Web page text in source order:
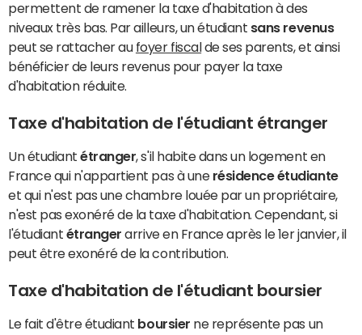
permettent de ramener la taxe d'habitation à des
niveaux très bas. Par ailleurs, un étudiant sans revenus
peut se rattacher au foyer fiscal de ses parents, et ainsi
bénéficier de leurs revenus pour payer la taxe
d'habitation réduite.
Taxe d'habitation de l'étudiant étranger
Un étudiantétranger, s'il habite dans un logement en
France qui n'appartient pas à une résidence étudiante
et qui n'est pas une chambre louée par un propriétaire,
n'est pas exonéré de la taxe d'habitation. Cependant, si
l'étudiant étranger arrive en France après le 1er janvier, il
peut être exonéré de la contribution.
Taxe d'habitation de l'étudiant boursier
Le fait d'être étudiant boursier ne représente pas un